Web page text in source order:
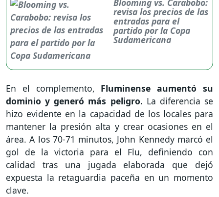
Blooming vs. Carabobo:
revisa los precios de las
entradas para el
partido por la Copa
Sudamericana
En el complemento, Fluminense aumentó su
dominio y generó más peligro. La diferencia se
hizo evidente en la capacidad de los locales para
mantener la presión alta y crear ocasiones en el
área. A los 70-71 minutos, John Kennedy marcó el
gol de la victoria para el Flu, definiendo con
calidad tras una jugada elaborada que dejó
expuesta la retaguardia paceña en un momento
clave.